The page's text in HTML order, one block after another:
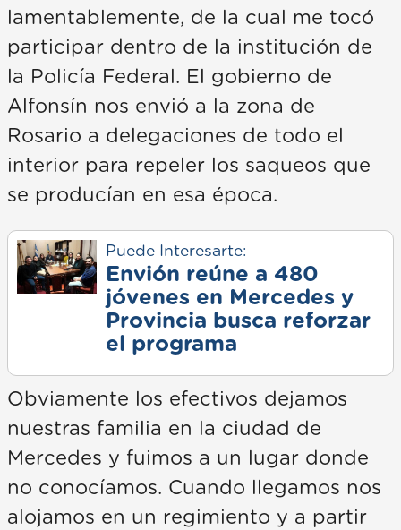
lamentablemente, de la cual me tocó
participar dentro de la institución de
la Policía Federal. El gobierno de
Alfonsín nos envió a la zona de
Rosario a delegaciones de todo el
interior para repeler los saqueos que
se producían en esa época.
Puede Interesarte:
Envión reúne a 480
jóvenes en Mercedes y
Provincia busca reforzar
el programa
Obviamente los efectivos dejamos
nuestras familia en la ciudad de
Mercedes y fuimos a un lugar donde
no conocíamos. Cuando llegamos nos
alojamos en un regimiento y a partir